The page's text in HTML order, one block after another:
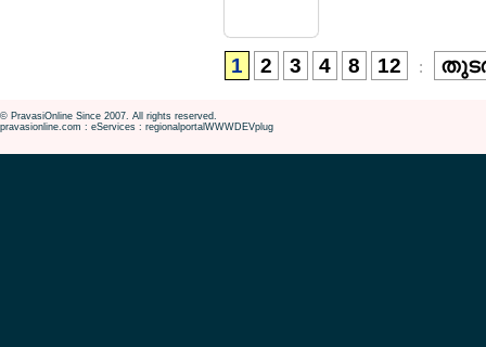
1 2 3 4 8 12 :
© PravasiOnline Since 2007. All rights reserved.
pravasionline.com : eServices : regionalportalWWWDEVplug